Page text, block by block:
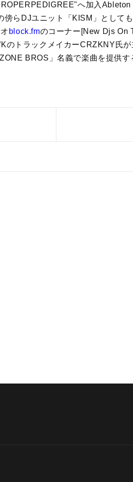
へ加入 Ableton
傍らDJユニット「KISM」として
block.fmのコーナー[New Djs On
のトラックメイカーCRZKNY氏
BROS」名義で楽曲を提供す